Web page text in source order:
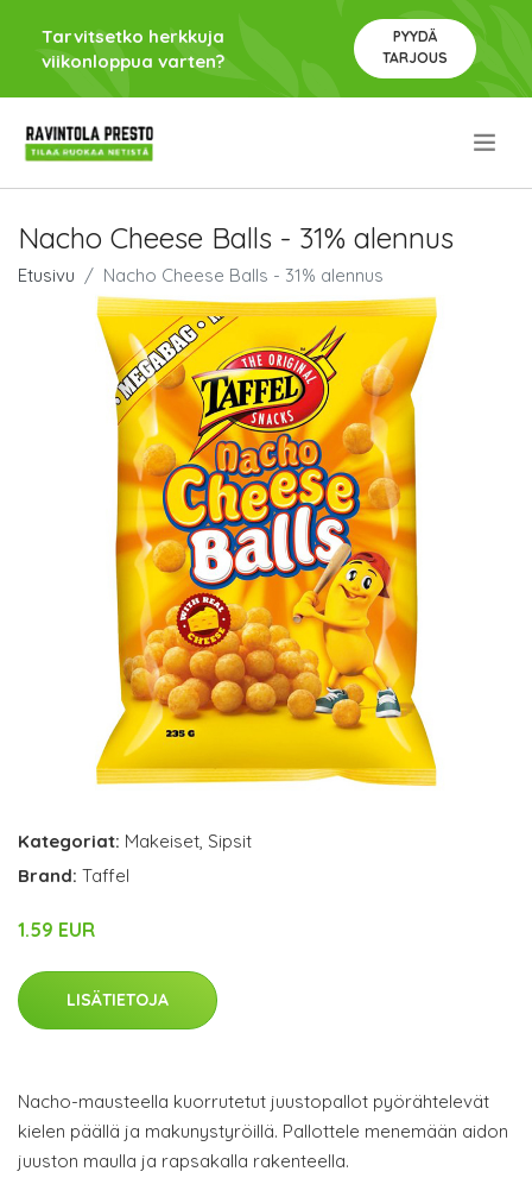
Tarvitsetko herkkuja
viikonloppua varten?
PYYDÄ
TARJOUS
Nacho Cheese Balls - 31% alennus
Etusivu Nacho Cheese Balls - 31% alennus
Kategoriat: Makeiset, Sipsit
Brand: Taffel
1.59 EUR
LISÄTIETOJA
Nacho-mausteella kuorrutetut juustopallot pyörähtelevät
kielen päällä ja makunystyröillä. Pallottele menemään aidon
juuston maulla ja rapsakalla rakenteella.